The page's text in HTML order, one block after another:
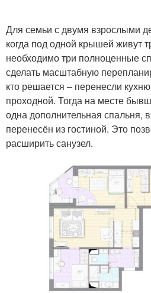
Для семьи с двумя взрослыми
когда под одной крышей живут
необходимо три полноценные
сделать масштабную
кто решается – перенесли
проходной. Тогда на месте
одна дополнительная спальня,
перенесён из гостиной. Это
расширить санузел.